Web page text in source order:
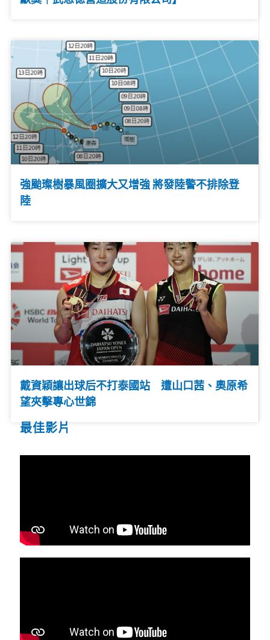
強颱璨樹暴風圈擴大又增強 將發陸警不排除登
陸
戴資穎讓出球后不打泰國站 遭山口茜、奧原希
望夾擊專心世錦
最佳影片